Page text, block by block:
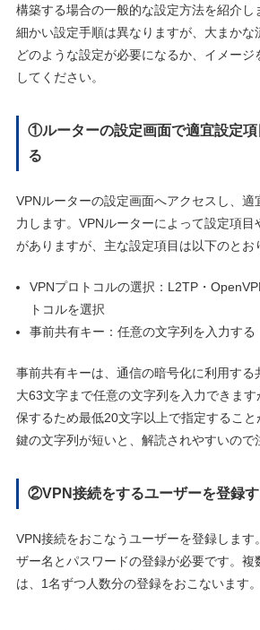
構築する場合の一般的な設定方法を紹介し
細かい設定手順は異なりますが、大まかな
どのような設定が必要になるか、イメージ
してください。
①ルーターの設定画面で適宜設定
る
VPNルーターの設定画面へアクセスし、適
力します。VPNルーターによって設定項目
がありますが、主な設定項目は以下のとお
VPNプロトコルの選択：L2TP・
トコルを選択
事前共有キー：任意の文字列を入力する
事前共有キーは、通信の暗号化に利用する
大63文字まで任意の文字列を入力できま
保するため最低20文字以上で指定するこ
鍵の文字列が短いと、解読されやすいので
②VPN接続をするユーザーを登録
VPN接続をおこなうユーザーを登録します
ザー名とパスワードの登録が必要です。複
は、1名ずつ人数分の登録をおこないます。